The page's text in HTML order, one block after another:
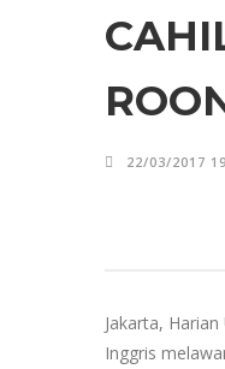
22/03/2017
Jakarta,
Inggris